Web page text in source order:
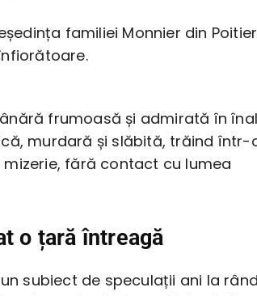
familiei Monnier din
frumoasă și admirată în
murdară și slăbită, trăind într-
fără contact cu lumea
o țară întreagă
subiect de speculații ani la